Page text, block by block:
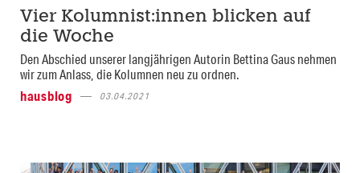
Vier Kolumnist:innen blicken auf
die Woche
Den Abschied unserer langjährigen Autorin Bettina Gaus nehmen
wir zum Anlass, die Kolumnen neu zu ordnen.
hausblog
03.04.2021